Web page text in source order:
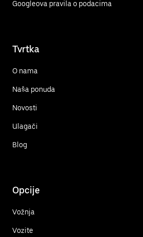
Googleova pravila o podacima
Tvrtka
O nama
Naša ponuda
Novosti
Ulagači
Blog
Opcije
Vožnja
Vozite